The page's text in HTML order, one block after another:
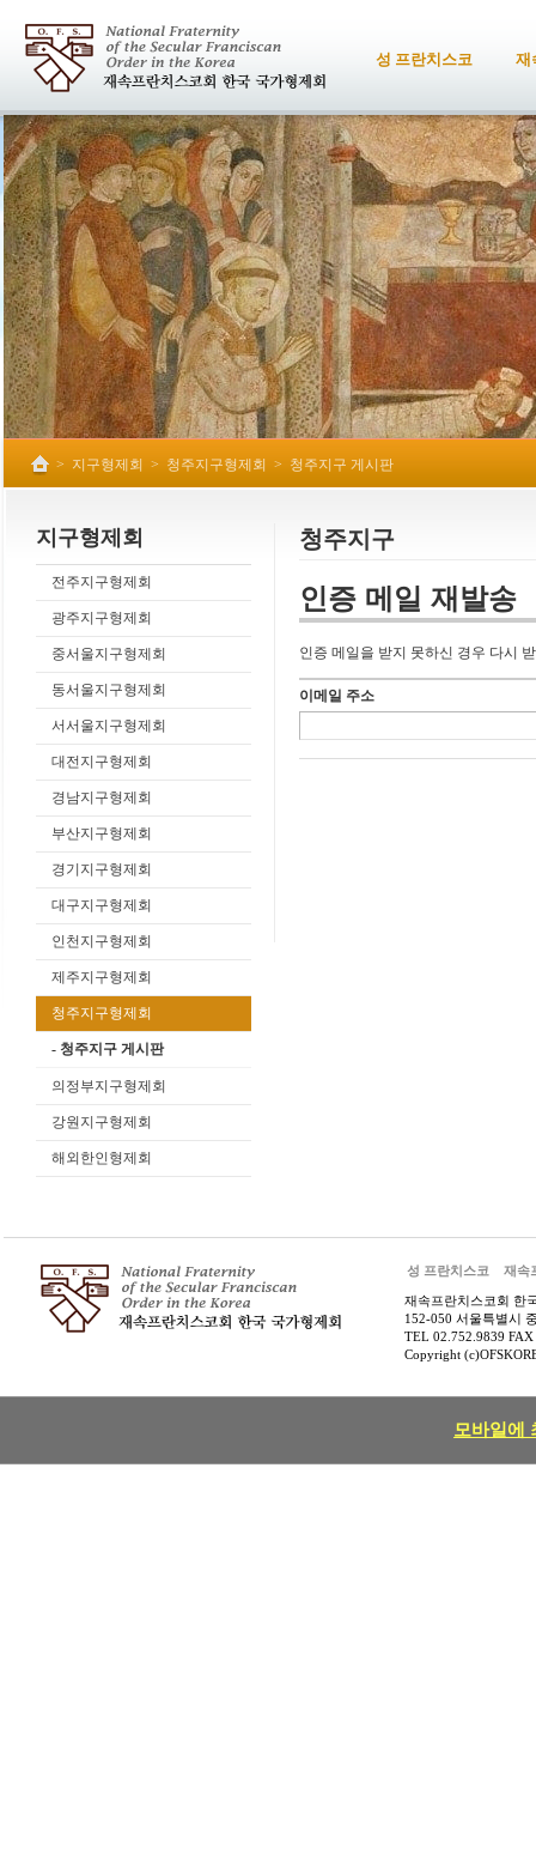
성 프란치스코 재
> 지구형제회 > 청주지구형제회 > 청주지구 게시판
청주지구
인증 메일 재발송
인증 메일을 받지 못하신 경우 다시
이메일 주소
지구형제회
전주지구형제회
광주지구형제회
중서울지구형제회
동서울지구형제회
서서울지구형제회
대전지구형제회
경남지구형제회
부산지구형제회
경기지구형제회
대구지구형제회
인천지구형제회
제주지구형제회
청주지구형제회
- 청주지구 게시판
의정부지구형제회
강원지구형제회
해외한인형제회
성 프란치스코 재속
재속프란치스코회 한
152-050 서울특별시
TEL 02.752.9839
Copyright
모바일에